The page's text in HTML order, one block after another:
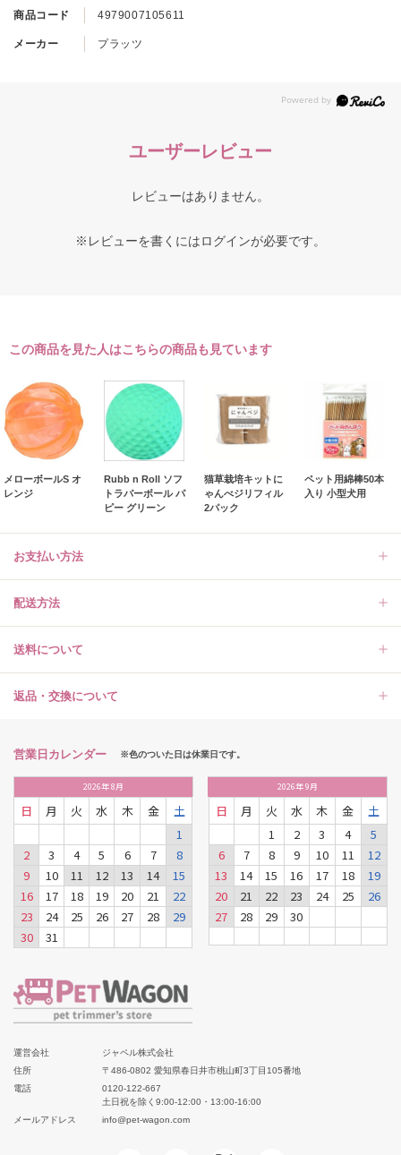
商品コード 4979007105611
メーカー プラッツ
ユーザーレビュー
レビューはありません。
※レビューを書くにはログインが必要です。
この商品を見た人はこちらの商品も見ています
メローボールS オ
レンジ
Rubb n Roll ソフ
トラバーボール パ
ピー グリーン
猫草栽培キットに
ゃんべジリフィル
2パック
ペット用綿棒50本
入り 小型犬用
お支払い方法
配送方法
送料について
返品・交換について
営業日カレンダー ※色のついた日は休業日です。
2026年8月
日 月 火 水 木 金
土
1
2
3 4 5 6 7
8
9
10 11 12 13 14
15
16
17 18 19 20 21
22
23
24 25 26 27 28
29
30
31
2026年9月
日 月 火 水 木 金
土
1
2 3 4
5
6
7 8 9 10 11
12
13
14 15 16 17 18
19
20
21 22 23 24 25
26
27
28 29 30
運営会社
ジャペル株式会社
住所
〒486-0802 愛知県春日井市桃山町3丁目105番地
電話
0120-122-667
土日祝を除く9:00-12:00・13:00-16:00
メールアドレス
info@pet-wagon.com